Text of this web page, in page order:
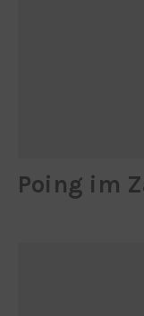
Poing im